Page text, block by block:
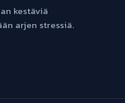
kestäviä
arjen stressiä.